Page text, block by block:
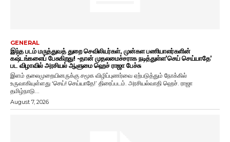
GENERAL
இந்த படம் மருத்துவத் துறை செவிலியர்கள், முன்கள பணியாளர்களின்
கஷ்டங்களைப் பேசுகிறது! -தான் முதலமைச்சராக நடித்துள்ள’செய் செய்யாதே’
பட விழாவில் அரசியல் ஆளுமை ஹெச் ராஜா பேச்சு
இளம் தலைமுறையினருக்கு சமூக விழிப்புணர்வை ஏற்படுத்தும் நோக்கில்
உருவாகியுள்ளது ‘செய்! செய்யாதே!’ திரைப்படம். அரசியல்வாதி ஹெச். ராஜா
தமிழ்நாடு...
August 7, 2026